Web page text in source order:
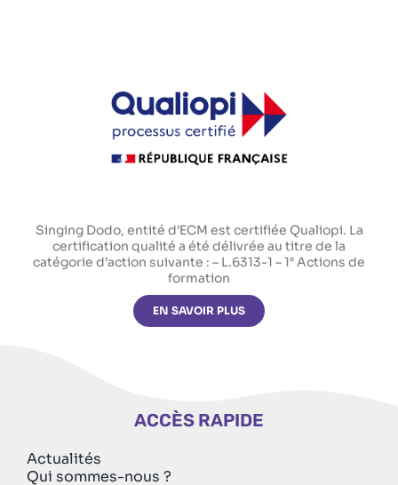
Singing Dodo, entité d’ECM est certifiée Qualiopi. La
certification qualité a été délivrée au titre de la
catégorie d’action suivante : – L.6313-1 – 1° Actions de
formation
EN SAVOIR PLUS
ACCÈS RAPIDE
Actualités
Qui sommes-nous ?